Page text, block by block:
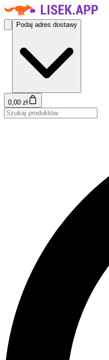
Podaj adres dostawy
0,00 zł